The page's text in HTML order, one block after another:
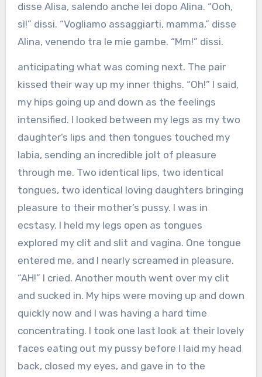
disse Alisa, salendo anche lei dopo Alina. “Ooh,
sì!” dissi. “Vogliamo assaggiarti, mamma,” disse
Alina, venendo tra le mie gambe. “Mm!” dissi.
anticipating what was coming next. The pair
kissed their way up my inner thighs. “Oh!” I said,
my hips going up and down as the feelings
intensified. I looked between my legs as my two
daughter’s lips and then tongues touched my
labia, sending an incredible jolt of pleasure
through me. Two identical lips, two identical
tongues, two identical loving daughters bringing
pleasure to their mother’s pussy. I was in
ecstasy. I held my legs open as tongues
explored my clit and slit and vagina. One tongue
entered me, and I nearly screamed in pleasure.
“AH!” I cried. Another mouth went over my clit
and sucked in. My hips were moving up and down
quickly now and I was having a hard time
concentrating. I took one last look at their lovely
faces eating out my pussy before I laid my head
back, closed my eyes, and gave in to the